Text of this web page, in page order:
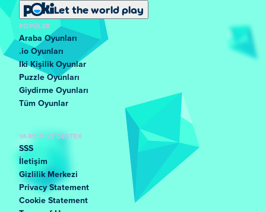
Let the world play
POPÜLER
Araba Oyunları
.io Oyunları
Iki Kişilik Oyunlar
Puzzle Oyunları
Giydirme Oyunları
Tüm Oyunlar
YARDIM VE DESTEK
SSS
İletişim
Gizlilik Merkezi
Privacy Statement
Cookie Statement